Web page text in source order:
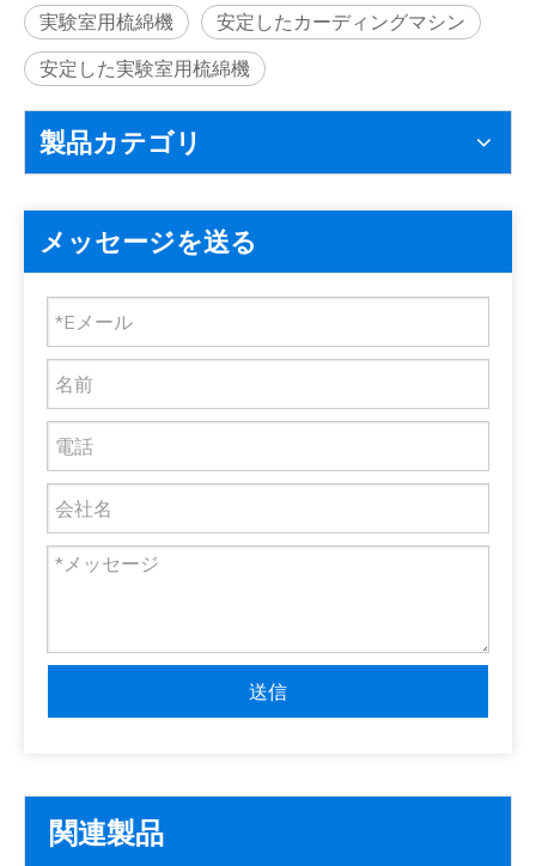
実験室用梳綿機
安定したカーディングマシン
安定した実験室用梳綿機
製品カテゴリ
メッセージを送る
送信
関連製品